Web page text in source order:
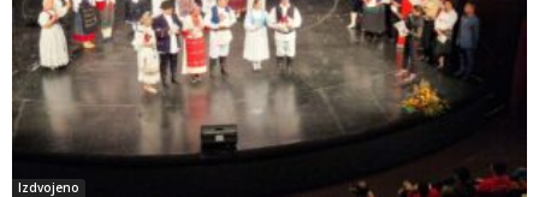
Izdvojeno